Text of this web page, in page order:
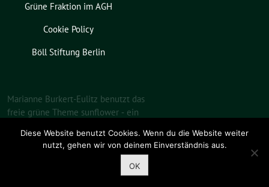
Grüne Fraktion im AGH
Cookie Policy
Böll Stiftung Berlin
Marianne Burkert-Eulitz benutzt das
freie grüne Theme sunflower ‐ ein
Diese Website benutzt Cookies. Wenn du die Website weiter
nutzt, gehen wir von deinem Einverständnis aus.
OK